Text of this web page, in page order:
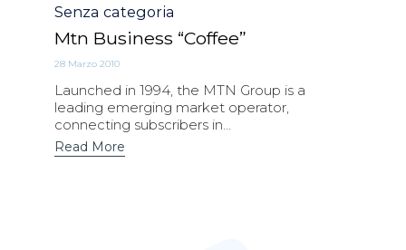
Category
Senza categoria
Mtn Business “Coffee”
28 Marzo 2010
Launched in 1994, the MTN Group is a
leading emerging market operator,
connecting subscribers in...
Read More